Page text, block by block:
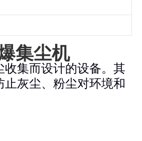
集尘机
集而设计的设备。其
灰尘、粉尘对环境和